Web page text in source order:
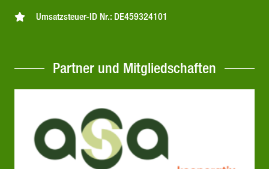
Umsatzsteuer-ID Nr.: DE459324101
Partner und Mitgliedschaften